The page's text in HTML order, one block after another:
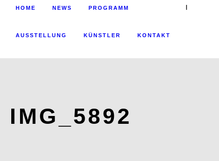
HOME NEWS PROGRAMM
AUSSTELLUNG KÜNSTLER KONTAKT
|
IMG_5892